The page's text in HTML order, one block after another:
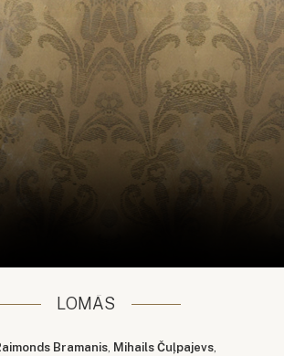
LOMĀS
Bramanis, Mihails Čuļpajevs,